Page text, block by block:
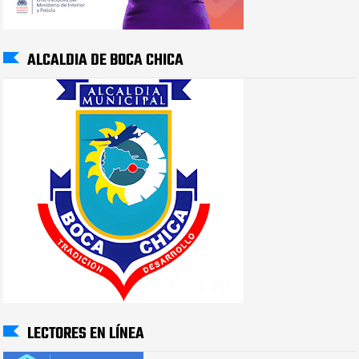
ALCALDIA DE BOCA CHICA
LECTORES EN LÍNEA